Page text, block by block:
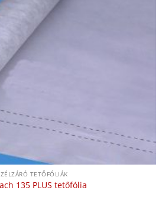
TETŐFÓLIÁK
135 PLUS tetőfólia